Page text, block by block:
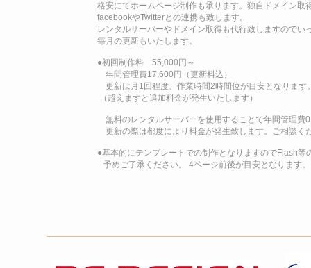
格安にてホームページ制作も承ります。独自ドメイン取
facebookやTwitterとの連携も致します。
レンタルサーバーやドメイン取得も代行致しますのでい
毎月の更新もいたします。
●初回制作料 55,000円～
年間管理費17,600円（更新料込）
更新は月1回程度、作業時間2時間位が目安となります
（超えますと追加料金が発生いたします）
無料のレンタルサーバーを使用することで年間管理費
更新の際は都度により料金が発生致します。ご相談
●基本的にテンプレートでの制作となりま すのでFlash等
予めご了承ください。
4ページ前後が目安となります。